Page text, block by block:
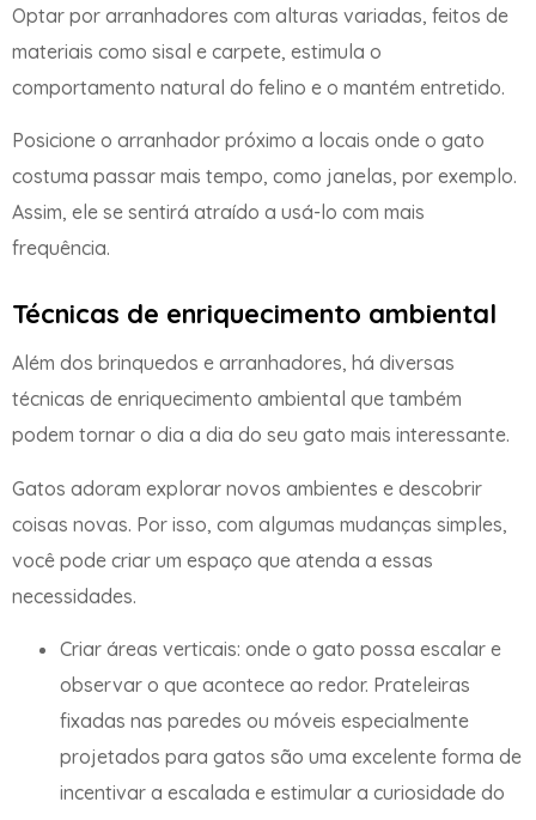
Optar por arranhadores com alturas variadas, feitos de
materiais como sisal e carpete, estimula o
comportamento natural do felino e o mantém entretido.
Posicione o arranhador próximo a locais onde o gato
costuma passar mais tempo, como janelas, por exemplo.
Assim, ele se sentirá atraído a usá-lo com mais
frequência.
Técnicas de enriquecimento ambiental
Além dos brinquedos e arranhadores, há diversas
técnicas de enriquecimento ambiental que também
podem tornar o dia a dia do seu gato mais interessante.
Gatos adoram explorar novos ambientes e descobrir
coisas novas. Por isso, com algumas mudanças simples,
você pode criar um espaço que atenda a essas
necessidades.
Criar áreas verticais: onde o gato possa escalar e
observar o que acontece ao redor. Prateleiras
fixadas nas paredes ou móveis especialmente
projetados para gatos são uma excelente forma de
incentivar a escalada e estimular a curiosidade do